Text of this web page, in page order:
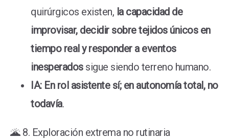
quirúrgicos existen, la capacidad de
improvisar, decidir sobre tejidos únicos en
tiempo real y responder a eventos
inesperadossigue siendo terreno humano.
IA: En rol asistente sí; en autonomía total, no
todavía.
🌋 8. Exploración extrema no rutinaria